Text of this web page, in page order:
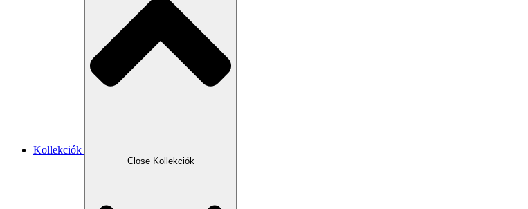
Kollekciók
Close Kollekciók